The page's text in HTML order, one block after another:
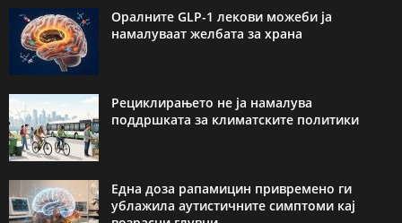
Оралните GLP-1 лекови можеби ја
намалуваат желбата за храна
Рециклирањето не ја намалува
поддршката за климатските политики
Една доза рапамицин привремено ги
ублажила аутистичните симптоми кај